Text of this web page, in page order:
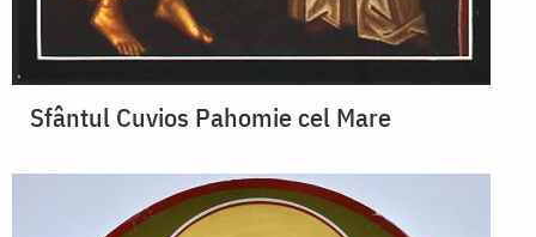
Sfântul Cuvios Pahomie cel Mare